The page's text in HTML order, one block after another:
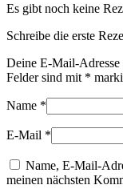
Es gibt noch keine
Schreibe die erste
Deine E-Mail-
Felder sind mit *
Name *
E-Mail *
Name, E-Mail-
meinen nächsten